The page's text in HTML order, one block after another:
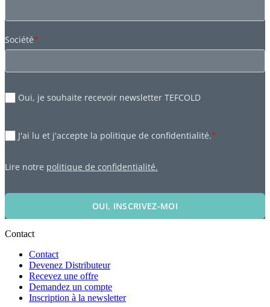
Société*
Oui, je souhaite recevoir newsletter TEFCOLD
J'ai lu et j'accepte la politique de confidentialité.*
Lire notre politique de confidentialité.
OUI, INSCRIVEZ-MOI
Contact
Contact
Devenez Distributeur
Recevez une offre
Demandez un compte
Inscription à la newsletter